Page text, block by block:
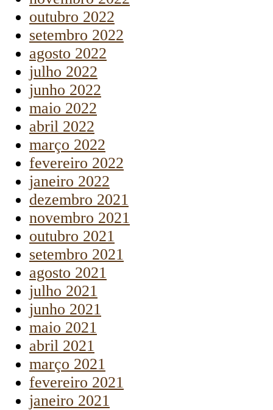
outubro 2022
setembro 2022
agosto 2022
julho 2022
junho 2022
maio 2022
abril 2022
março 2022
fevereiro 2022
janeiro 2022
dezembro 2021
novembro 2021
outubro 2021
setembro 2021
agosto 2021
julho 2021
junho 2021
maio 2021
abril 2021
março 2021
fevereiro 2021
janeiro 2021